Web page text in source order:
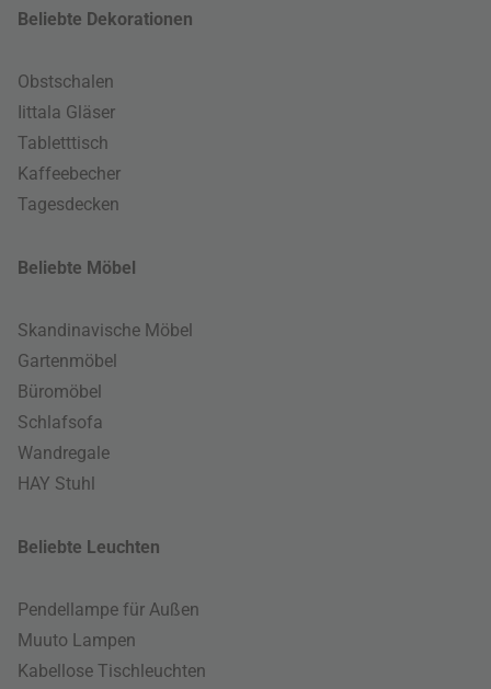
Beliebte Dekorationen
Obstschalen
Iittala Gläser
Tabletttisch
Kaffeebecher
Tagesdecken
Beliebte Möbel
Skandinavische Möbel
Gartenmöbel
Büromöbel
Schlafsofa
Wandregale
HAY Stuhl
Beliebte Leuchten
Pendellampe für Außen
Muuto Lampen
Kabellose Tischleuchten